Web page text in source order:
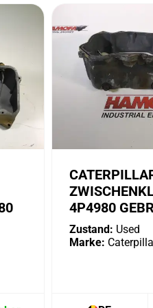
4P4980
Zustand: Used
Marke: